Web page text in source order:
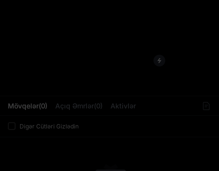
Mövqelər(0) Açıq Əmrlər(0) Aktivlər
Digər Cütləri Gizlədin